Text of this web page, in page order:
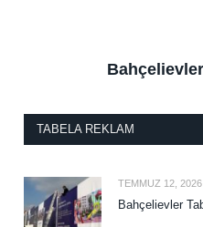
TABELA REKLAM
TEMMUZ 12, 2026
Bahçelievler